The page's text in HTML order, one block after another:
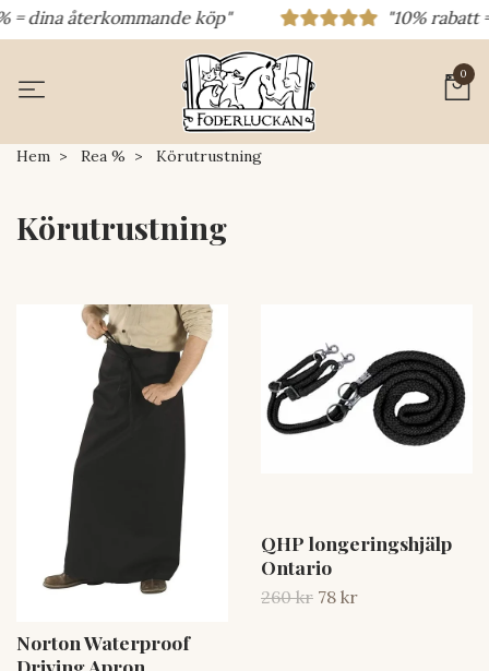
dina återkommande köp" "10% rabatt =
0
Hem Rea % Körutrustning
Körutrustning
Norton Waterproof
QHP longeringshjälp
Ontario
260 kr 78 kr